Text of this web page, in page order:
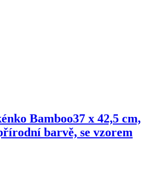
Bamboo37 x 42,5 cm,
barvě, se vzorem